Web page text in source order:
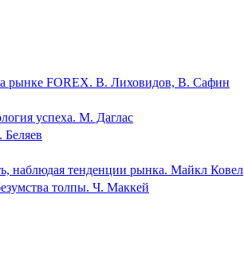
рынке FOREX. В. Лиховидов, В. Сафин
успеха. М. Даглас
Беляев
наблюдая тенденции рынка. Майкл Ковел
толпы. Ч. Маккей